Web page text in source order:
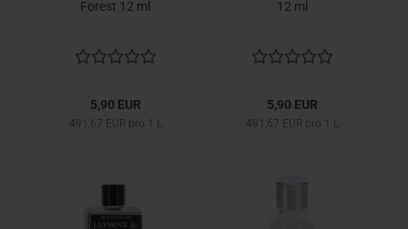
Forest 12 ml
5,90 EUR
491,67 EUR pro 1 L
12 ml
5,90 EUR
491,67 EUR pro 1 L